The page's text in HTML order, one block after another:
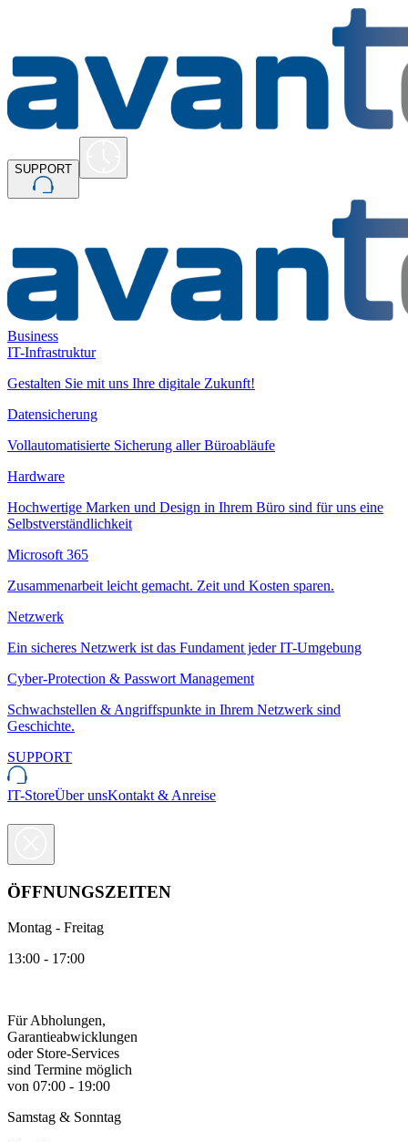
SUPPORT
Business
IT-Infrastruktur
Gestalten Sie mit uns Ihre digitale Zukunft!
Datensicherung
Vollautomatisierte Sicherung aller Büroabläufe
Hardware
Hochwertige Marken und Design in Ihrem Büro sind für uns eine
Selbstverständlichkeit
Microsoft 365
Zusammenarbeit leicht gemacht. Zeit und Kosten sparen.
Netzwerk
Ein sicheres Netzwerk ist das Fundament jeder IT-Umgebung
Cyber-Protection & Passwort Management
Schwachstellen & Angriffspunkte in Ihrem Netzwerk sind
Geschichte.
SUPPORT
IT-StoreÜber unsKontakt & Anreise
ÖFFNUNGSZEITEN
Montag - Freitag
13:00 - 17:00
Für Abholungen,
Garantieabwicklungen
oder Store-Services
sind Termine möglich
von 07:00 - 19:00
Samstag & Sonntag